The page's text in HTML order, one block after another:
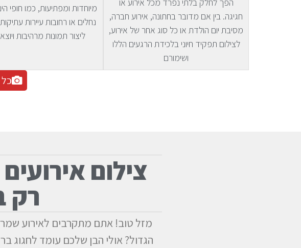
חגיגה. בין אם מדובר בחתונה, אירוע חברה,
מסיבת יום הולדת או כל סוג אחר של אירוע,
לצילום תפקיד חיוני בלכידת הרגעים הללו
ושימורם
מיוחדות ומפתיעות, כמו חופי
נחלים או רחובות עיירות
ליצור תמונות מרהיבות
צילום
רק
מזל טוב! אתם מתקרבים לאירוע
הגדול? אולי הבן שלכם עומד לחגוג